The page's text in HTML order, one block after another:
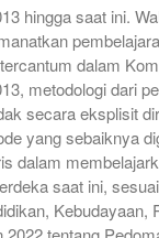
hingga saat ini.
dalam
metodologi dari
secara eksplisit
yang sebaiknya
dalam
saat ini,
Kebudayaan,